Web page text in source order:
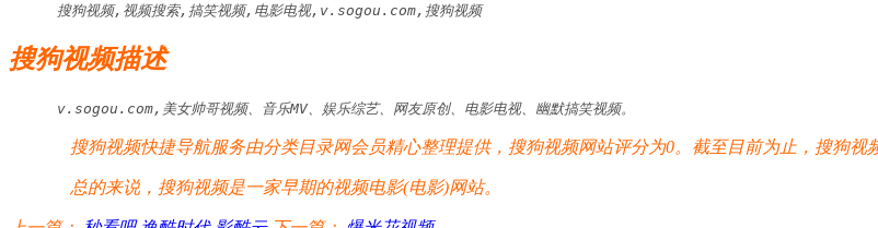
搜狗视频,视频搜索,搞笑视频,电影电视,v.sogou.com,搜狗视频
搜狗视频描述
v.sogou.com,美女帅哥视频、音乐MV、娱乐综艺、网友原创、电影电视、幽默搞笑视频。
搜狗视频快捷导航服务由分类目录网会员精心整理提供，搜狗视频网站评分为0。截至目前为止，搜狗视
总的来说，搜狗视频是一家早期的视频电影(电影)网站。